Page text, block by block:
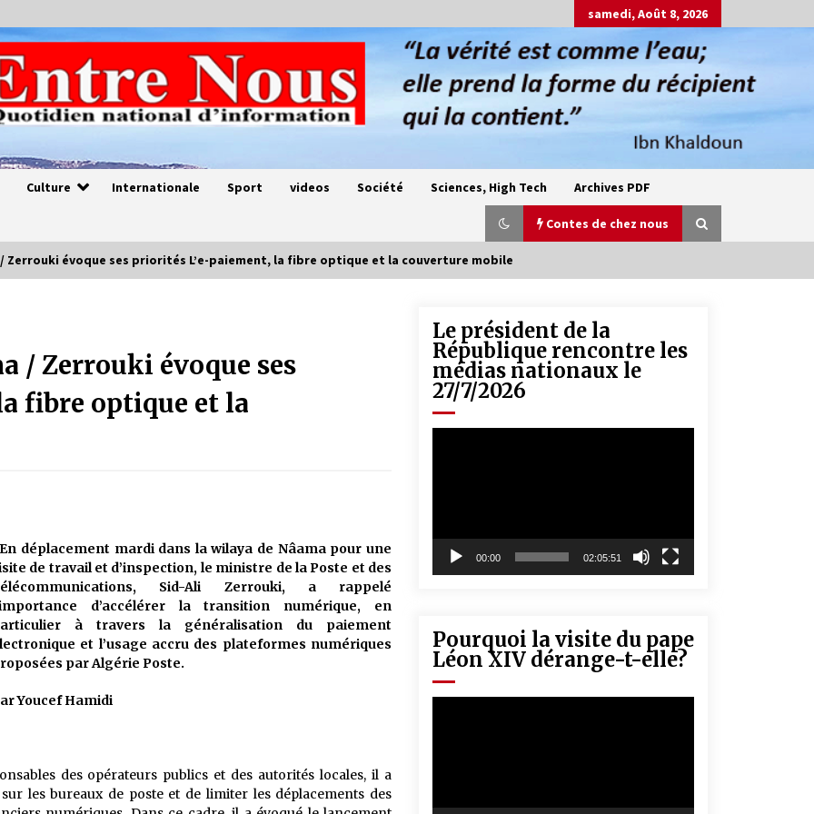
samedi, Août 8, 2026
Culture Internationale Sport videos Société Sciences, High Tech Archives PDF
Contes de chez nous
Oum el Gaïla / L’ogresse du M’zab
4 ans ago
Quand on va vite
5 ans ago
Tradition orale/ D’où viennent les
contes et à quoi servent-ils?
5 ans ago
/ Zerrouki évoque ses priorités L’e-paiement, la fibre optique et la couverture mobile
/ Zerrouki évoque ses
fibre optique et la
En déplacement mardi dans la wilaya de Nâama pour une
de travail et d’inspection, le ministre de la Poste et des
Sid-Ali Zerrouki, a rappelé
d’accélérer la transition numérique, en
à travers la généralisation du paiement
et l’usage accru des plateformes numériques
par Algérie Poste.
Youcef Hamidi
des opérateurs publics et des autorités locales, il a
les bureaux de poste et de limiter les déplacements des
Le président de la
République rencontre les
médias nationaux le
27/7/2026
00:00 02:05:51
Pourquoi la visite du pape
Léon XIV dérange-t-elle?